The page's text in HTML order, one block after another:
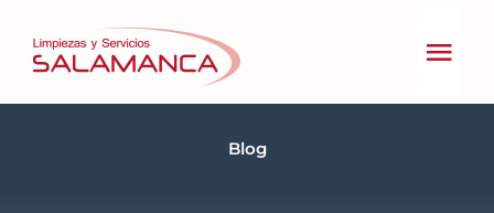
content
Inicio
Blog